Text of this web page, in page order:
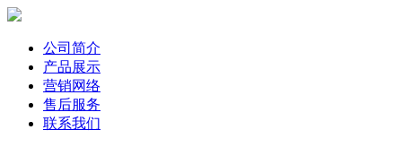
公司简介
产品展示
营销网络
售后服务
联系我们